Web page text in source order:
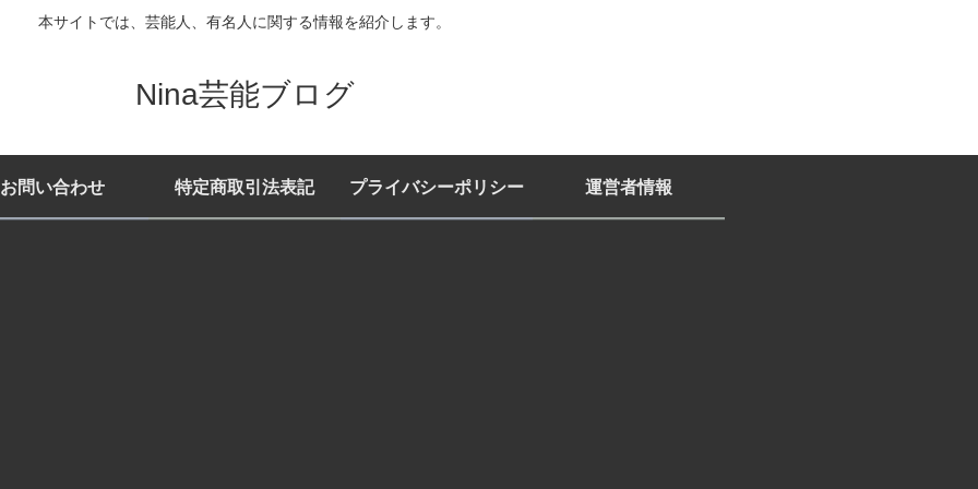
本サイトでは、芸能人、有名人に関する情報を紹介します。
Nina芸能ブログ
お問い合わせ 特定商取引法表記 プライバシーポリシー 運営者情報